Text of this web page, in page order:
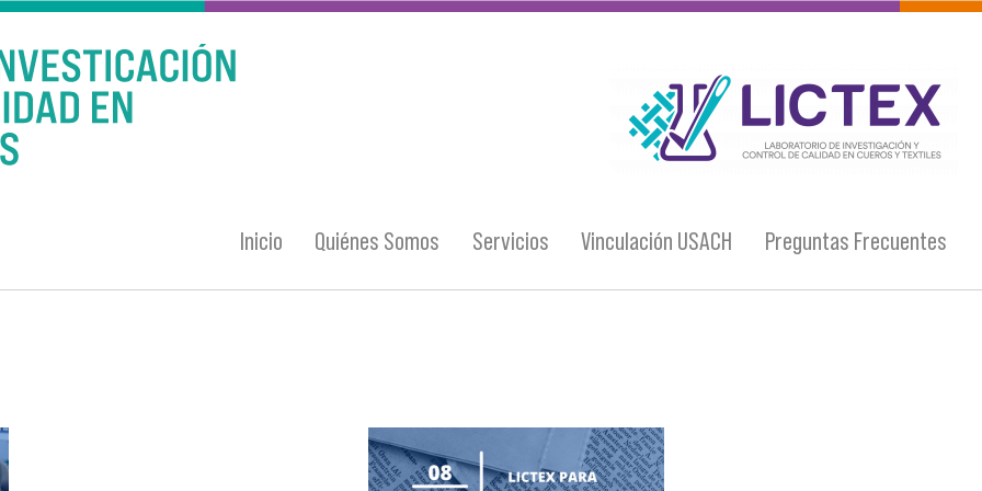
logo_lictex_mesa_de_trabajo_1.png
Inicio Quiénes Somos Servicios Vinculación USACH Preguntas Frecuentes